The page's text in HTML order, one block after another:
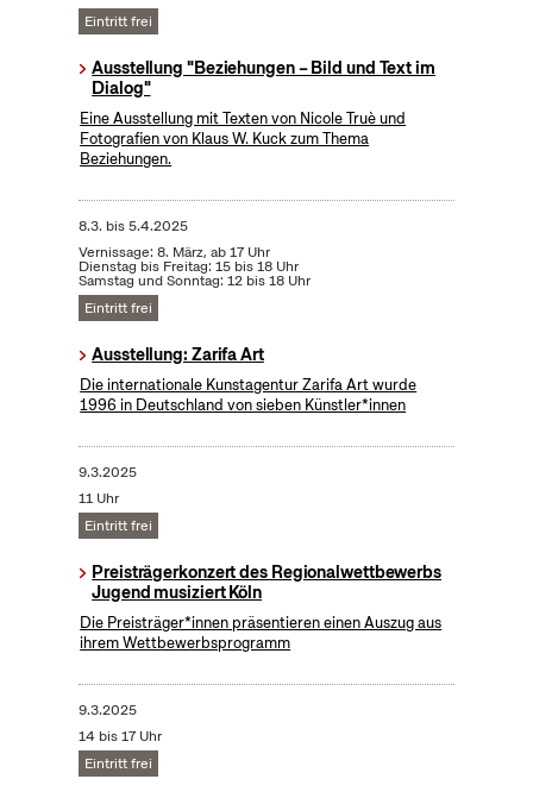
Eintritt frei
Ausstellung "Beziehungen – Bild und Text im
Dialog"
Eine Ausstellung mit Texten von Nicole Truè und
Fotografien von Klaus W. Kuck zum Thema
Beziehungen.
8.3. bis5.4.2025
Vernissage: 8. März, ab 17 Uhr
Dienstag bis Freitag: 15 bis 18 Uhr
Samstag und Sonntag: 12 bis 18 Uhr
Eintritt frei
Ausstellung: Zarifa Art
Die internationale Kunstagentur Zarifa Art wurde
1996 in Deutschland von sieben Künstler*innen
9.3.2025
11 Uhr
Eintritt frei
Preisträgerkonzert des Regionalwettbewerbs
Jugend musiziert Köln
Die Preisträger*innen präsentieren einen Auszug aus
ihrem Wettbewerbsprogramm
9.3.2025
14 bis 17 Uhr
Eintritt frei